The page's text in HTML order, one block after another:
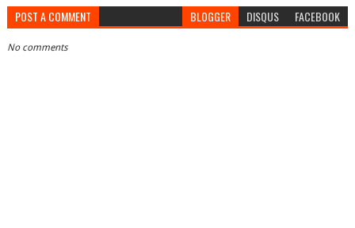
POST A COMMENT BLOGGER DISQUS FACEBOOK
No comments